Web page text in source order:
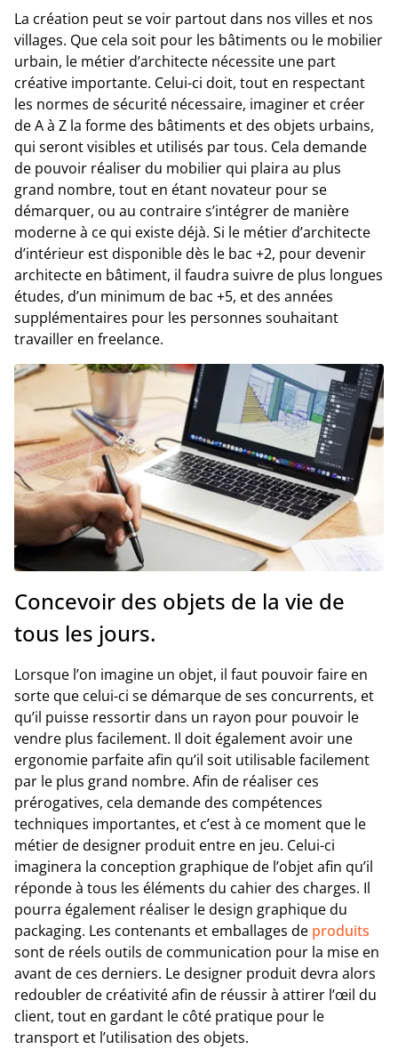
La création peut se voir partout dans nos villes et nos
villages. Que cela soit pour les bâtiments ou le mobilier
urbain, le métier d’architecte nécessite une part
créative importante. Celui-ci doit, tout en respectant
les normes de sécurité nécessaire, imaginer et créer
de A à Z la forme des bâtiments et des objets urbains,
qui seront visibles et utilisés par tous. Cela demande
de pouvoir réaliser du mobilier qui plaira au plus
grand nombre, tout en étant novateur pour se
démarquer, ou au contraire s’intégrer de manière
moderne à ce qui existe déjà. Si le métier d’architecte
d’intérieur est disponible dès le bac +2, pour devenir
architecte en bâtiment, il faudra suivre de plus longues
études, d’un minimum de bac +5, et des années
supplémentaires pour les personnes souhaitant
travailler en freelance.
Concevoir des objets de la vie de
tous les jours.
Lorsque l’on imagine un objet, il faut pouvoir faire en
sorte que celui-ci se démarque de ses concurrents, et
qu’il puisse ressortir dans un rayon pour pouvoir le
vendre plus facilement. Il doit également avoir une
ergonomie parfaite afin qu’il soit utilisable facilement
par le plus grand nombre. Afin de réaliser ces
prérogatives, cela demande des compétences
techniques importantes, et c’est à ce moment que le
métier de designer produit entre en jeu. Celui-ci
imaginera la conception graphique de l’objet afin qu’il
réponde à tous les éléments du cahier des charges. Il
pourra également réaliser le design graphique du
packaging. Les contenants et emballages de produits
sont de réels outils de communication pour la mise en
avant de ces derniers. Le designer produit devra alors
redoubler de créativité afin de réussir à attirer l’œil du
client, tout en gardant le côté pratique pour le
transport et l’utilisation des objets.